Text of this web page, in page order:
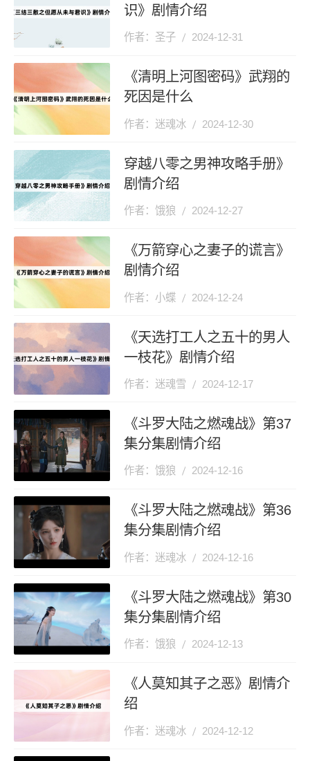
识》剧情介绍
作者：圣子 2024-12-31
《清明上河图密码》武翔的
死因是什么
作者：迷魂冰 2024-12-30
穿越八零之男神攻略手册》
剧情介绍
作者：饿狼 2024-12-27
《万箭穿心之妻子的谎言》
剧情介绍
作者：小蝶 2024-12-24
《天选打工人之五十的男人
一枝花》剧情介绍
作者：迷魂雪 2024-12-17
《斗罗大陆之燃魂战》第37
集分集剧情介绍
作者：饿狼 2024-12-16
《斗罗大陆之燃魂战》第36
集分集剧情介绍
作者：迷魂冰 2024-12-16
《斗罗大陆之燃魂战》第30
集分集剧情介绍
作者：饿狼 2024-12-13
《人莫知其子之恶》剧情介
绍
作者：迷魂冰 2024-12-12